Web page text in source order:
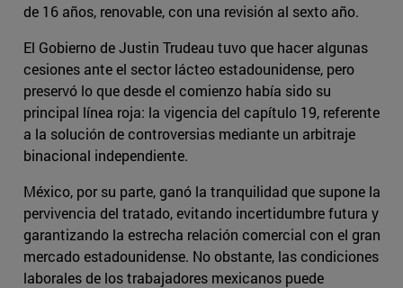
de 16 años, renovable, con una revisión al sexto año.
El Gobierno de Justin Trudeau tuvo que hacer algunas
cesiones ante el sector lácteo estadounidense, pero
preservó lo que desde el comienzo había sido su
principal línea roja: la vigencia del capítulo 19, referente
a la solución de controversias mediante un arbitraje
binacional independiente.
México, por su parte, ganó la tranquilidad que supone la
pervivencia del tratado, evitando incertidumbre futura y
garantizando la estrecha relación comercial con el gran
mercado estadounidense. No obstante, las condiciones
laborales de los trabajadores mexicanos puede